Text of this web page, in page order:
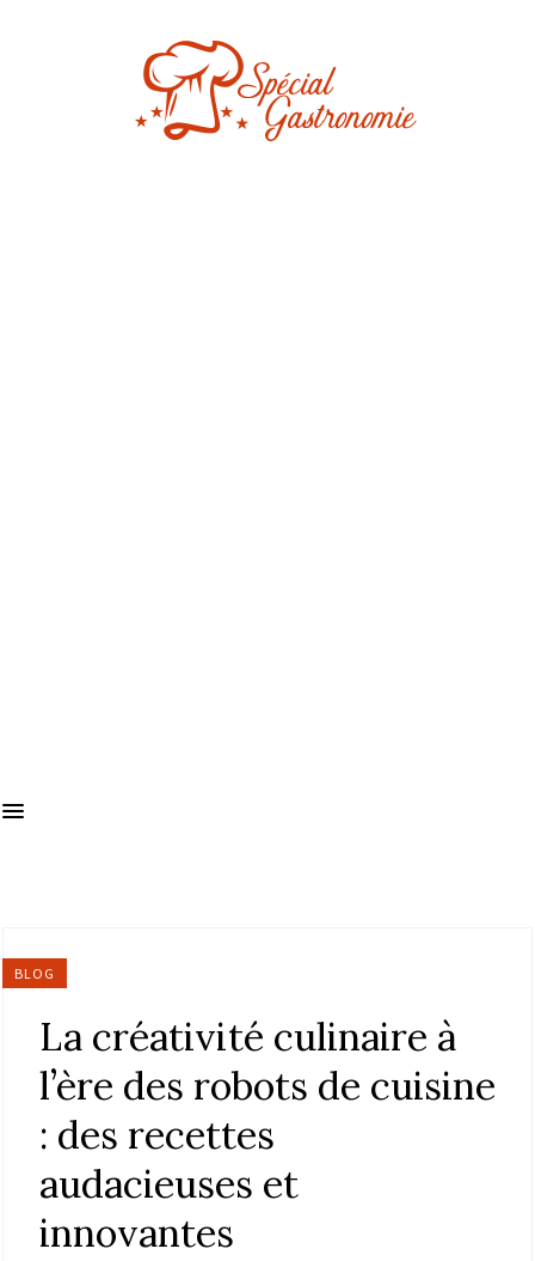
BLOG
La créativité culinaire à
l’ère des robots de cuisine
: des recettes
audacieuses et
innovantes